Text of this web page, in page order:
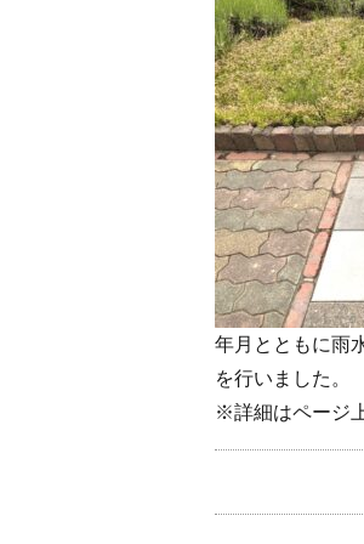
年月とともに雨
を行いました。
※詳細はページ